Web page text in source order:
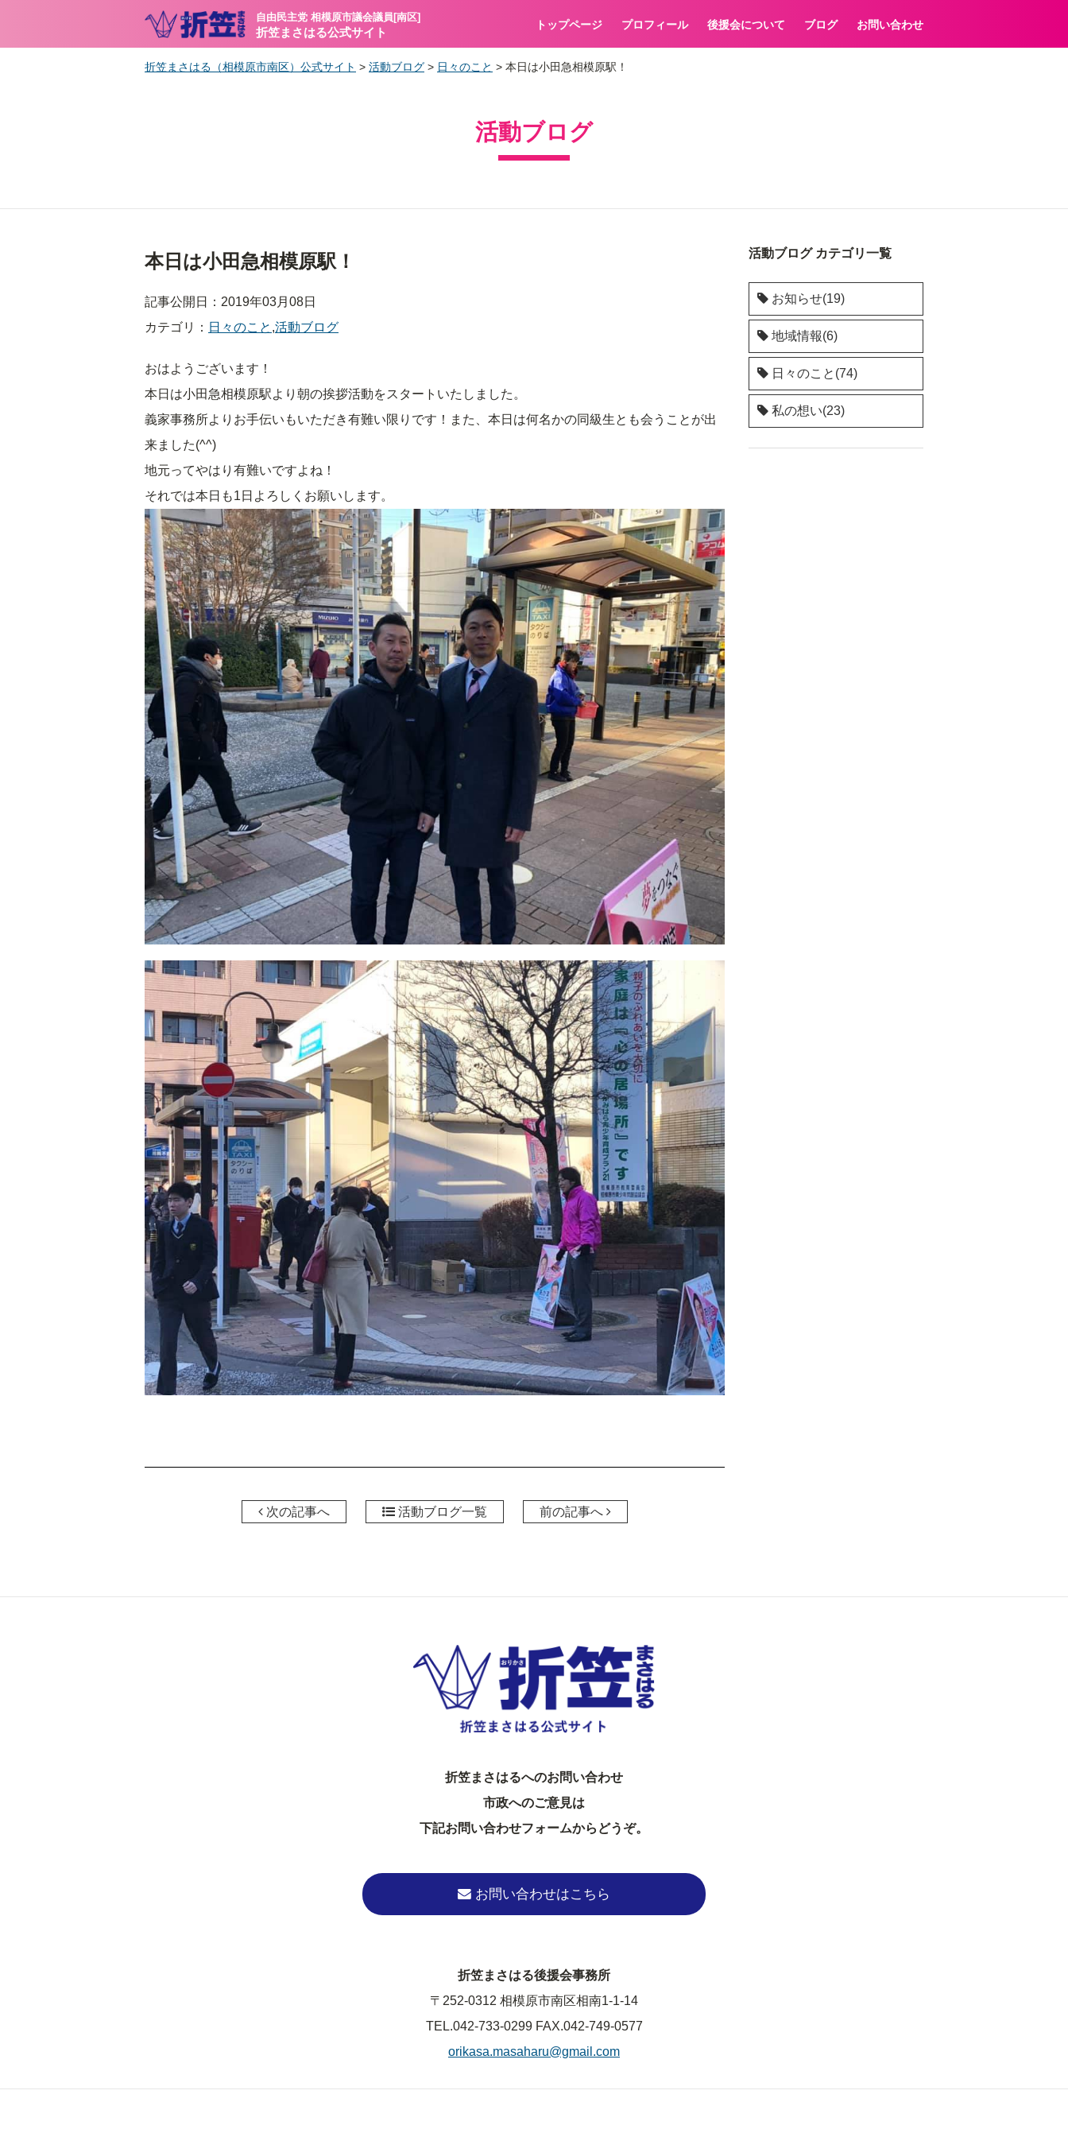
自由民主党 相模原市議会議員[南区]
折笠まさはる公式サイト
トップページ プロフィール 後援会について ブログ お問い合わせ
折笠まさはる（相模原市南区）公式サイト > 活動ブログ > 日々のこと > 本日は小田急相模原駅！
活動ブログ
本日は小田急相模原駅！
記事公開日：2019年03月08日
カテゴリ： 日々のこと ,活動ブログ
おはようございます！
本日は小田急相模原駅より朝の挨拶活動をスタートいたしました。
義家事務所よりお手伝いもいただき有難い限りです！また、本日は何名かの同級生とも会うことが出
来ました(^^)
地元ってやはり有難いですよね！
それでは本日も1日よろしくお願いします。
次の記事へ 活動ブログ一覧 前の記事へ
活動ブログ カテゴリ一覧
お知らせ(19)
地域情報(6)
日々のこと(74)
私の想い(23)
折笠まさはるへのお問い合わせ
市政へのご意見は
下記お問い合わせフォームからどうぞ。
お問い合わせはこちら
折笠まさはる後援会事務所
〒252-0312 相模原市南区相南1-1-14
TEL.042-733-0299 FAX.042-749-0577
orikasa.masaharu@gmail.com